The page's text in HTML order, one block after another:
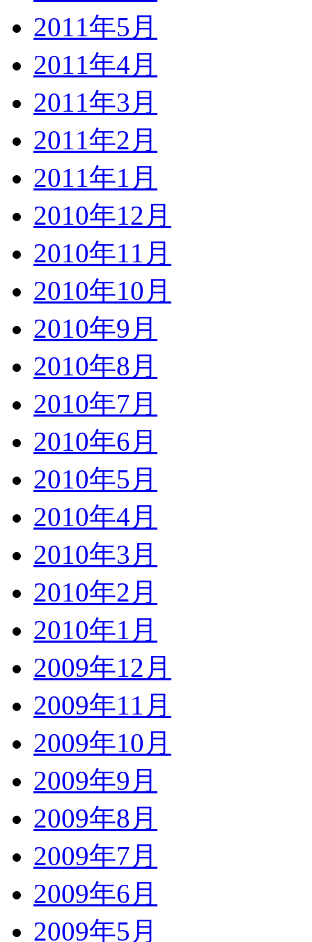
2011年5月
2011年4月
2011年3月
2011年2月
2011年1月
2010年12月
2010年11月
2010年10月
2010年9月
2010年8月
2010年7月
2010年6月
2010年5月
2010年4月
2010年3月
2010年2月
2010年1月
2009年12月
2009年11月
2009年10月
2009年9月
2009年8月
2009年7月
2009年6月
2009年5月